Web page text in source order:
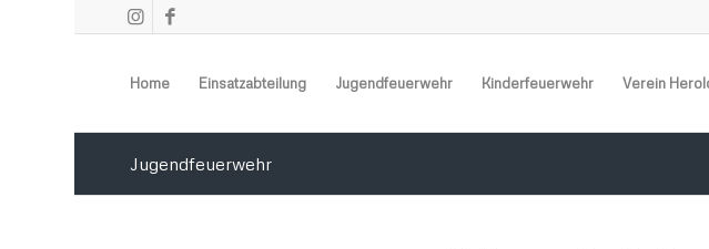
Home Einsatzabteilung Jugendfeuerwehr Kinderfeuerwehr Verein
Jugendfeuerwehr